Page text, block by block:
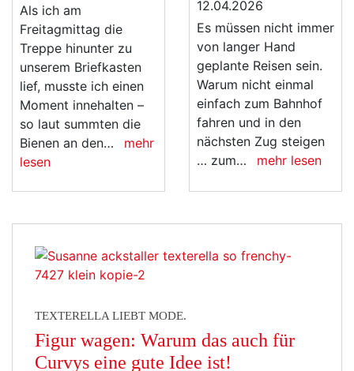
Freitagmittag die
Treppe hinunter zu
unserem Briefkasten
lief, musste ich einen
Moment innehalten –
so laut summten die
Bienen an den…
mehr
lesen
Es müssen nicht immer
von langer Hand
geplante Reisen sein.
Warum nicht einmal
einfach zum Bahnhof
fahren und in den
nächsten Zug steigen
… zum…
mehr lesen
Figur wagen: Warum das auch für
Curvys eine gute Idee ist!